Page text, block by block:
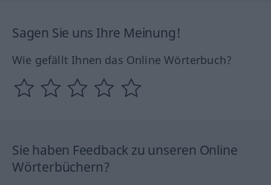
Sagen Sie uns Ihre Meinung!
Wie gefällt Ihnen das Online Wörterbuch?
Sie haben Feedback zu unseren Online
Wörterbüchern?